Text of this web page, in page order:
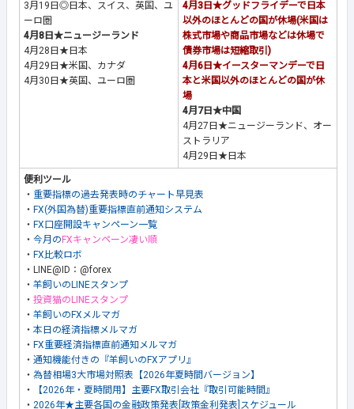
3月19日◎日本、スイス、英国、ユ
ーロ圏
4月8日★ニュージーランド
4月28日★日本
4月29日★米国、カナダ
4月30日★英国、ユーロ圏
4月3日★グッドフライデーで日本
以外のほとんどの国が休場(米国は
株式市場や商品市場などは休場で
債券市場は短縮取引)
4月6日★イースターマンデーで日
本と米国以外のほとんどの国が休
場
4月7日★中国
4月27日★ニュージーランド、オー
ストラリア
4月29日★日本
便利ツール
・ 重要指標の過去発表時のチャート早見表
・ FX(外国為替)重要指標直前通知システム
・ FX口座開設キャンペーン一覧
・ 今月の FXキャンペーン凄い順
・ FX比較ロボ
・LINE@ID：@forex
・ 羊飼いのLINEスタンプ
・ 投資猫のLINEスタンプ
・ 羊飼いのFXメルマガ
・ 本日の経済指標メルマガ
・ FX重要経済指標直前通知メルマガ
・ 通知機能付きの『羊飼いのFXアプリ』
・ 為替相場3大市場対照表【2026年夏時間バージョン】
・
【2026年・夏時間用】主要FX取引会社『取引可能時間』
・ 2026年★主要各国の金融政策発表[政策金利発表]スケジュール